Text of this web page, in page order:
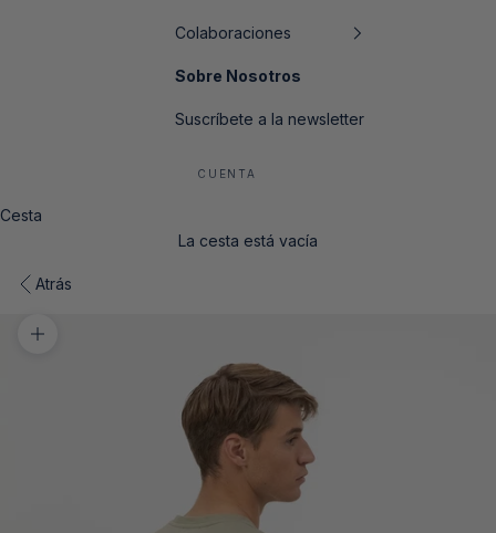
Colaboraciones
Sobre Nosotros
Suscríbete a la newsletter
CUENTA
Cesta
La cesta está vacía
Atrás
Zoom